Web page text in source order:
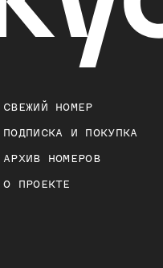
СВЕЖИЙ НОМЕР
ПОДПИСКА И ПОКУПКА
АРХИВ НОМЕРОВ
О ПРОЕКТЕ